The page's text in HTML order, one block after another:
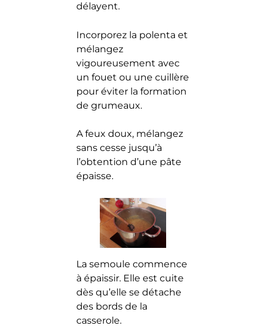
délayent.
Incorporez la polenta et
mélangez
vigoureusement avec
un fouet ou une cuillère
pour éviter la formation
de grumeaux.
A feux doux, mélangez
sans cesse jusqu’à
l’obtention d’une pâte
épaisse.
La semoule commence
à épaissir. Elle est cuite
dès qu’elle se détache
des bords de la
casserole.